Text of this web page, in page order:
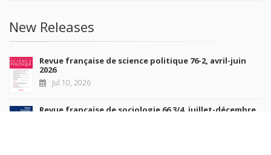
New Releases
Revue française de science politique 76-2, avril-juin
2026
Jul 10, 2026
Revue française de sociologie 66 3/4, juillet-décembre